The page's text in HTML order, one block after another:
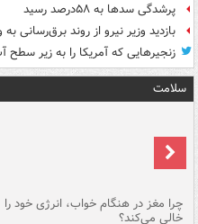
پرشدگی سدها به ۵۸درصد رسید
بازدید وزیر نیرو از روند
زنجیرهایی که آمریکا را به زیر
سلامت
چرا مغز در هنگام خواب، انرژی خود را
خالی می‌کند؟